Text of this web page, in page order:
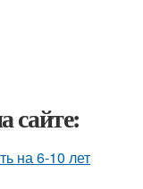
сайте:
на 6-10 лет